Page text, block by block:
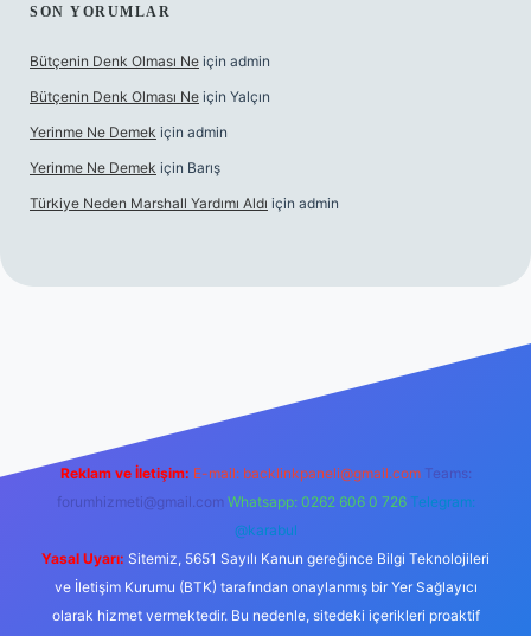
SON YORUMLAR
Bütçenin Denk Olması Ne için admin
Bütçenin Denk Olması Ne için Yalçın
Yerinme Ne Demek için admin
Yerinme Ne Demek için Barış
Türkiye Neden Marshall Yardımı Aldı için admin
hiltonbet yeni giriş
Reklam ve İletişim: E-mail: backlinkpaneli@gmail.com Teams:
forumhizmeti@gmail.com Whatsapp: 0262 606 0 726 Telegram:
@karabul
Yasal Uyarı: Sitemiz, 5651 Sayılı Kanun gereğince Bilgi Teknolojileri
ve İletişim Kurumu (BTK) tarafından onaylanmış bir Yer Sağlayıcı
olarak hizmet vermektedir. Bu nedenle, sitedeki içerikleri proaktif